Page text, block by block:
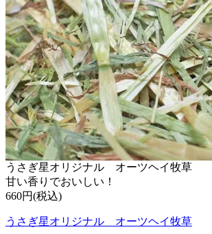
うさぎ星オリジナル オーツヘイ牧草
甘い香りでおいしい！
660円(税込)
うさぎ星オリジナル オーツヘイ牧草